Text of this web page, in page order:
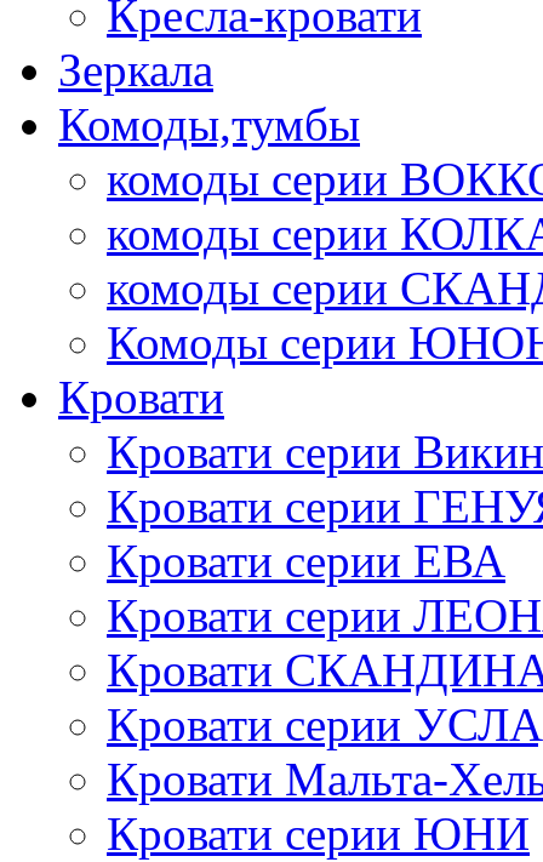
Кресла-кровати
Зеркала
Комоды,тумбы
комоды серии
комоды серии
комоды серии
Комоды серии
Кровати
Кровати серии
Кровати серии
Кровати серии ЕВА
Кровати серии
Кровати
Кровати серии
Кровати Мальта-
Кровати серии ЮНИ